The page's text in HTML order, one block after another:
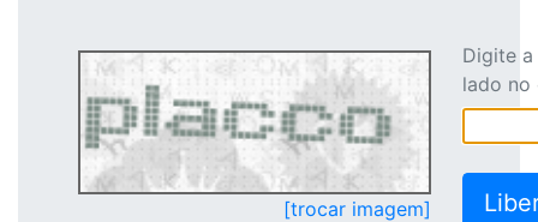
[trocar imagem]
Digite
lado no